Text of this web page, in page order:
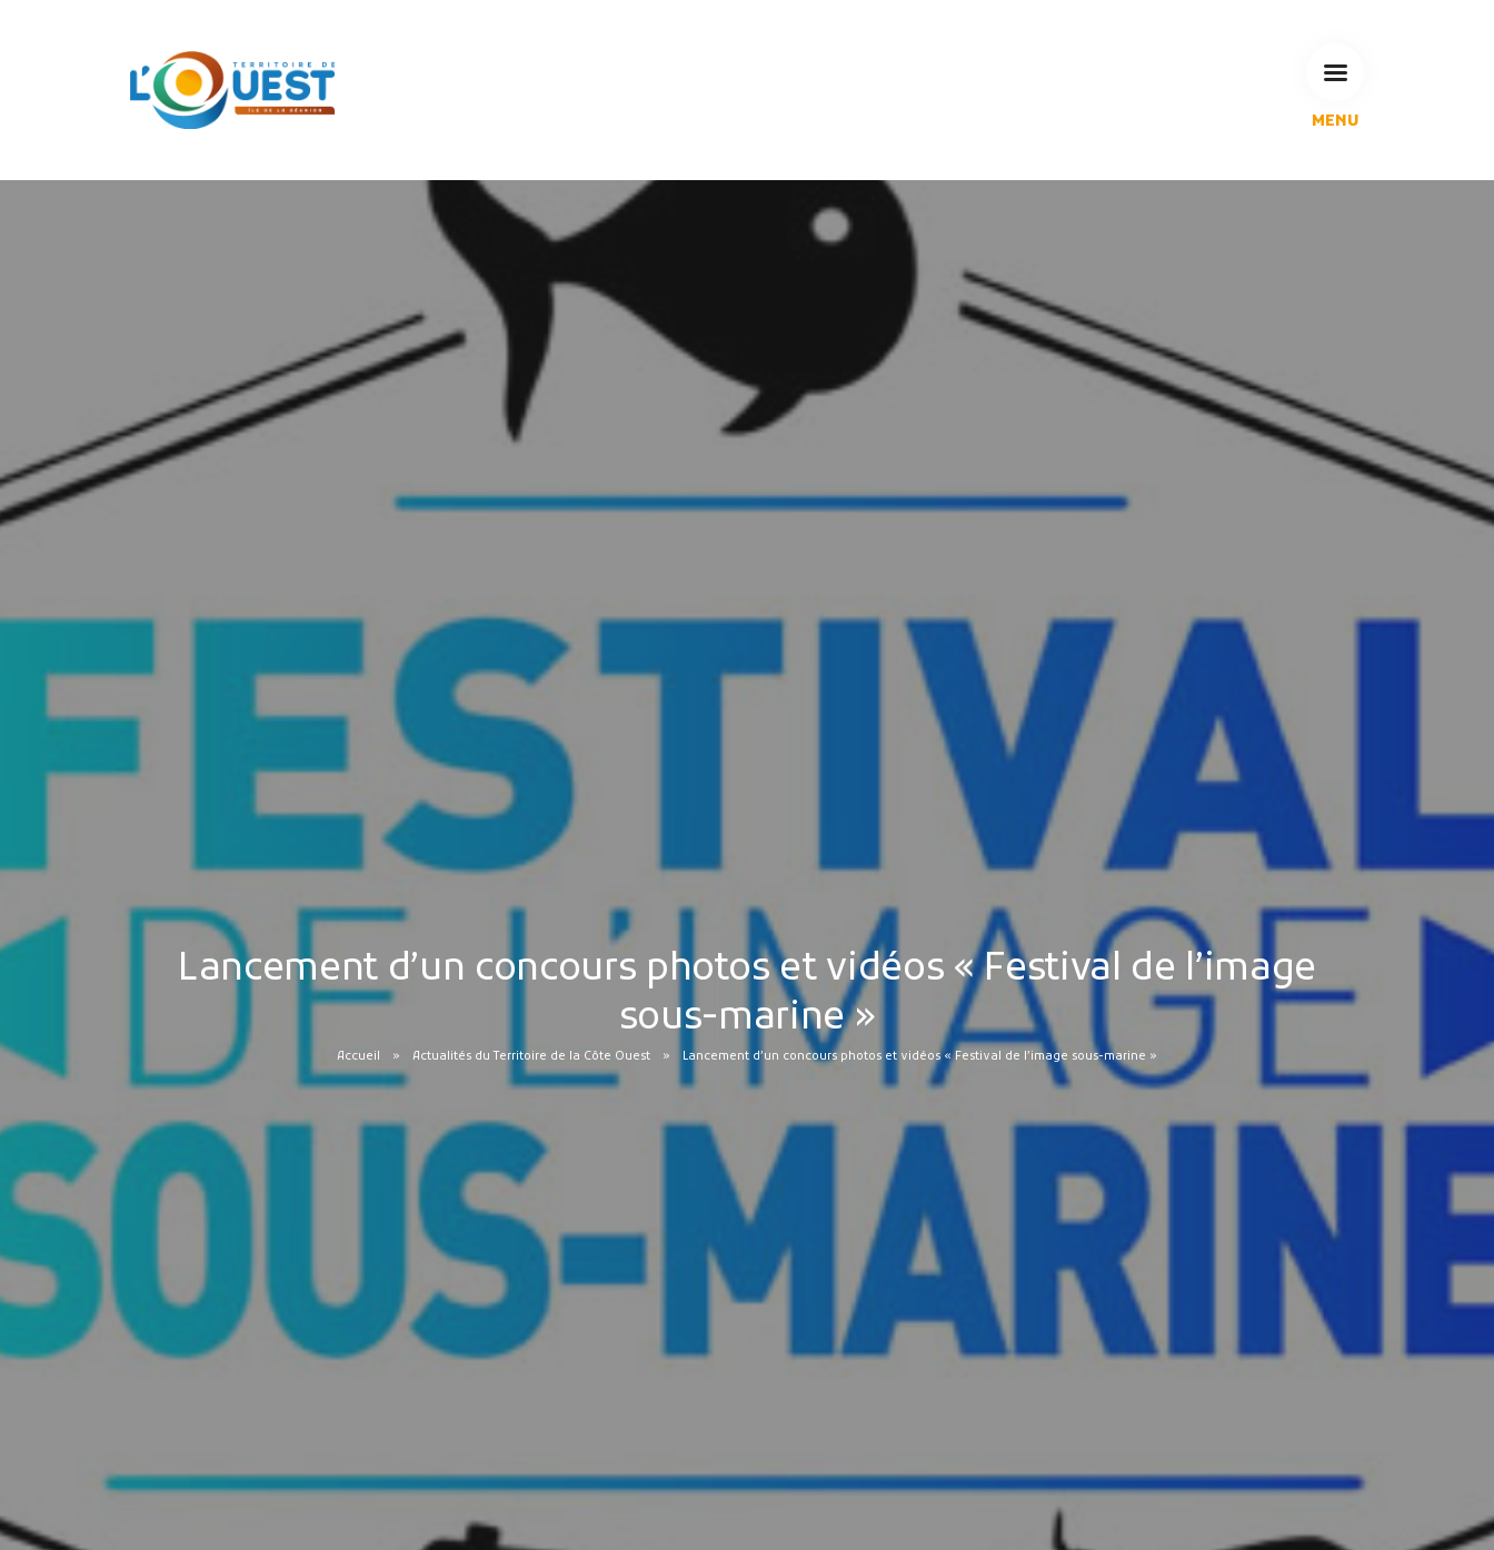
MENU
RECHERCHE
CALENDRIERS DE COLLECTE
Publicité des actes
Marchés publics
Projets financés par l'Europe
Plans d'accès
Lancement d’un concours photos et vidéos « Festival de l’image
sous-marine »
Accueil Actualités du Territoire de la Côte Ouest Lancement d’un concours photos et vidéos « Festival de l’image sous-marine »